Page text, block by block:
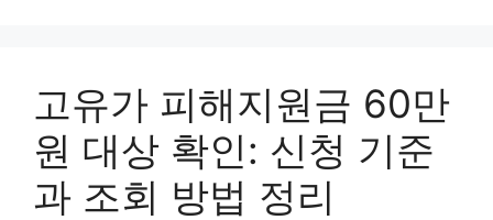
고유가 피해지원금 60만
원 대상 확인: 신청 기준
과 조회 방법 정리